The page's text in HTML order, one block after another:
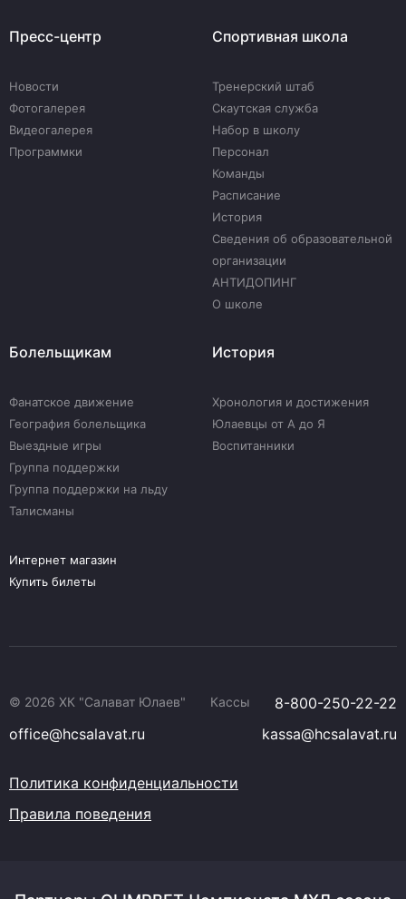
Пресс-центр
Новости
Фотогалерея
Видеогалерея
Программки
Спортивная школа
Тренерский штаб
Скаутская служба
Набор в школу
Персонал
Команды
Расписание
История
Сведения об образовательной
организации
АНТИДОПИНГ
О школе
Болельщикам
Фанатское движение
География болельщика
Выездные игры
Группа поддержки
Группа поддержки на льду
Талисманы
История
Хронология и достижения
Юлаевцы от А до Я
Воспитанники
Интернет магазин
Купить билеты
© 2026 ХК "Салават Юлаев" Кассы
8-800-250-22-22
office@hcsalavat.ru
kassa@hcsalavat.ru
Политика конфиденциальности
Правила поведения